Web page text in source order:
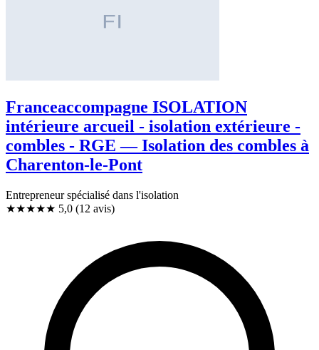
Franceaccompagne ISOLATION
intérieure arcueil - isolation extérieure -
combles - RGE — Isolation des combles à
Charenton-le-Pont
Entrepreneur spécialisé dans l'isolation
★★★★★ 5,0 (12 avis)